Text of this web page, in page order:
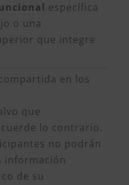
específica
o una
que integre
en los
que
lo contrario.
no podrán
información
de su